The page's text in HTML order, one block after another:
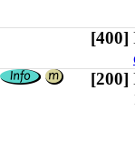
[400]
[200]